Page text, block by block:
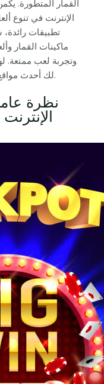
القمار المتطورة.
الإنترنت في تنوع
تطبيقات
ماكينات القمار
لك أحدث مواقع الكازينوهات على الإنترنت في أستراليا.
نظرة